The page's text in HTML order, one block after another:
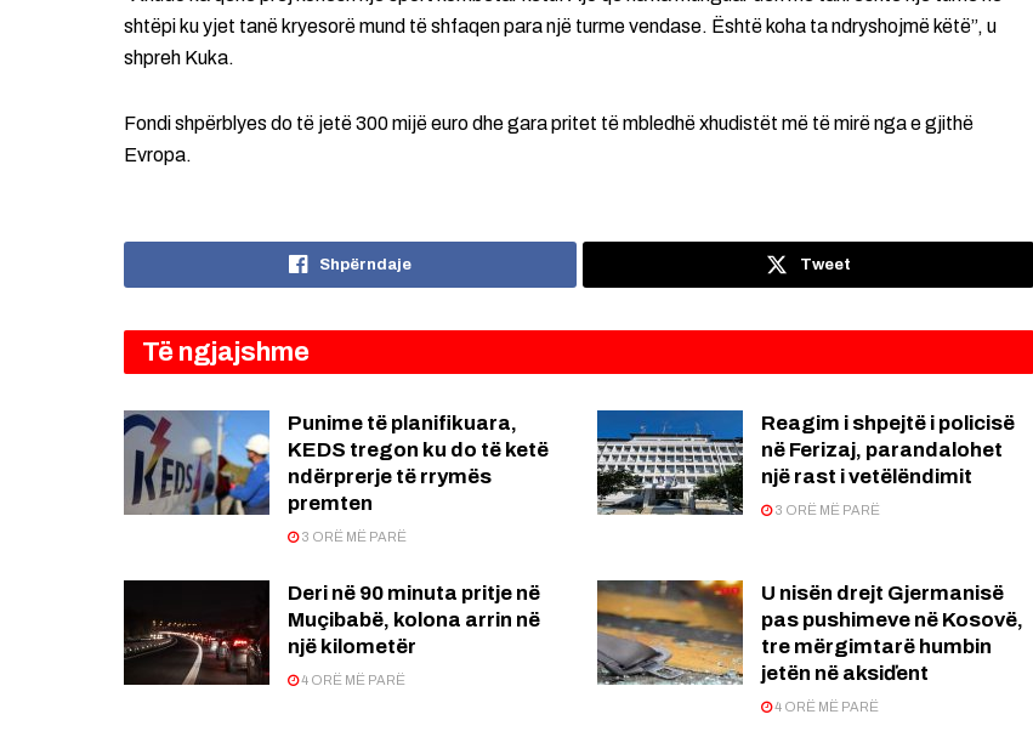
shtëpi ku yjet tanë kryesorë mund të shfaqen para një turme vendase. Është koha ta ndryshojmë këtë”, u
shpreh Kuka.
Fondi shpërblyes do të jetë 300 mijë euro dhe gara pritet të mbledhë xhudistët më të mirë nga e gjithë
Evropa.
Shpërndaje Tweet
Të ngjajshme
Punime të planifikuara,
KEDS tregon ku do të ketë
ndërprerje të rrymës
premten
3 ORË MË PARË
Reagim i shpejtë i policisë
në Ferizaj, parandalohet
një rast i vetëlëndimit
3 ORË MË PARË
Deri në 90 minuta pritje në
Muçibabë, kolona arrin në
një kilometër
4 ORË MË PARË
U nisën drejt Gjermanisë
pas pushimeve në Kosovë,
tre mërgimtarë humbin
jetën në aksiďent
4 ORË MË PARË